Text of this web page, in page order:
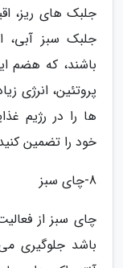
جلبک های ریز،
جلبک سبز آبی،
باشند، که هضم
پروتئین، انرژی
ها را در رژیم
خود را تضمین
8-چای سبز
چای سبز از
باشد جلوگیری